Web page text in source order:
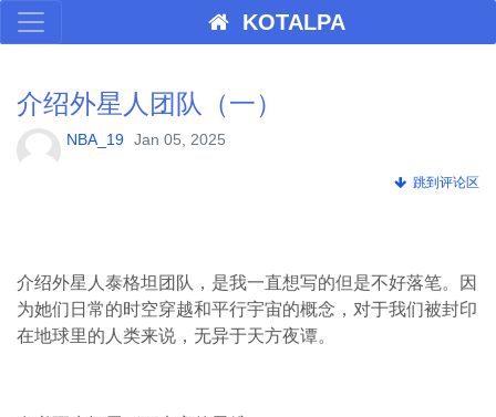
KOTALPA
介绍外星人团队（一）
NBA_19 Jan 05, 2025
跳到评论区
介绍外星人泰格坦团队，是我一直想写的但是不好落笔。因
为她们日常的时空穿越和平行宇宙的概念，对于我们被封印
在地球里的人类来说，无异于天方夜谭。